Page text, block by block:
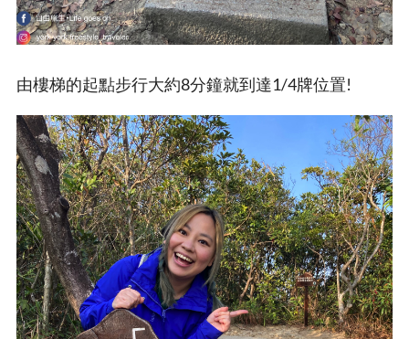
由樓梯的起點步行大約8分鐘就到達1/4牌位置!